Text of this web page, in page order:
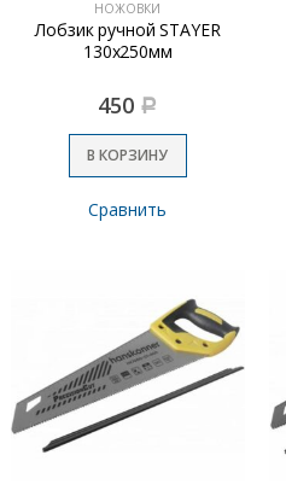
НОЖОВКИ
Лобзик ручной STAYER
130х250мм
450 Р
В КОРЗИНУ
Сравнить